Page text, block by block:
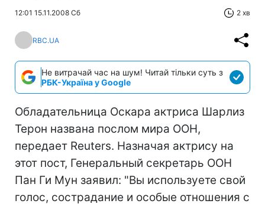
12:01 15.11.2008 Сб 2 хв
RBC.UA
Не витрачай час на шум! Читай тільки суть з
РБК-Україна у Google
Обладательница Оскара актриса Шарлиз
Терон названа послом мира ООН,
передает Reuters. Назначая актрису на
этот пост, Генеральный секретарь ООН
Пан Ги Мун заявил: "Вы используете свой
голос, сострадание и особые отношения с